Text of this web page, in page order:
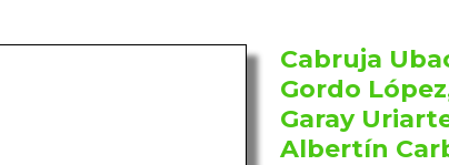
Cabruja
Gordo
Garay
Albertín